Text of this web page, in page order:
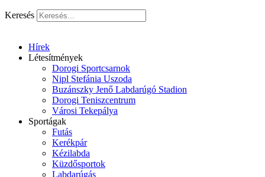
Keresés
Hírek
Létesítmények
Dorogi Sportcsarnok
Nipl Stefánia Uszoda
Buzánszky Jenő Labdarúgó Stadion
Dorogi Teniszcentrum
Városi Tekepálya
Sportágak
Futás
Kerékpár
Kézilabda
Küzdősportok
Labdarúgás